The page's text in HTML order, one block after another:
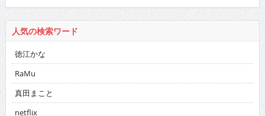
人気の検索ワード
徳江かな
RaMu
真田まこと
netflix